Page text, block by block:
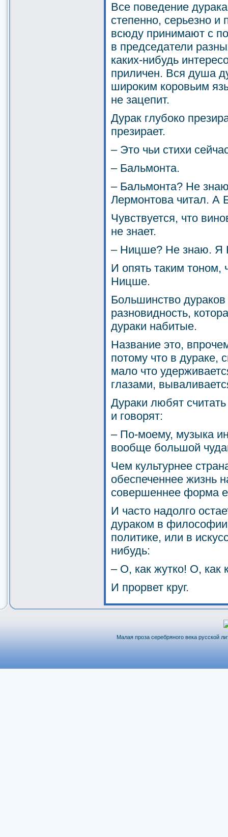
Все поведение
степенно, серьезно и
всюду принимают с
в председатели
каких-нибудь
приличен. Вся душа
широким коровьим
не зацепит.
Дурак глубоко
презирает.
– Это чьи стихи
– Бальмонта.
– Бальмонта? Не
Лермонтова читал. А
Чувствуется, что
не знает.
– Ницше? Не знаю. Я
И опять таким тоном,
Ницше.
Большинство
разновидность,
дураки набитые.
Название это,
потому что в дураке,
мало что
глазами,
Дураки любят
и говорят:
– По-моему, музыка
вообще большой
Чем культурнее
обеспеченнее жизнь
совершеннее форма
И часто надолго
дураком в
политике, или в
нибудь:
– О, как жутко! О, как
И прорвет круг.
Малая проза серебряного века русской